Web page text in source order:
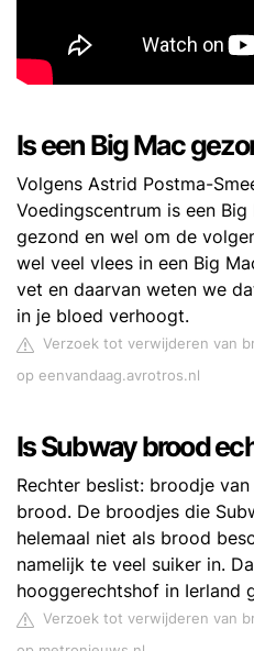
Is een Big Mac
Volgens Astrid Postma-
Voedingscentrum is een
gezond en wel om de
wel veel vlees in een Big
vet en daarvan weten we
in je bloed verhoogt.
Verzoek tot verwijderen van
op eenvandaag.avrotros.nl
Is Subway brood
Rechter beslist: broodje
brood. De broodjes die
helemaal niet als brood
namelijk te veel suiker in.
hooggerechtshof in Ierland
Verzoek tot verwijderen van